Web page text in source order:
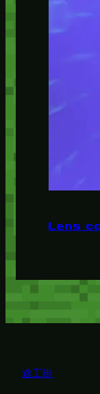
Lens
途工街